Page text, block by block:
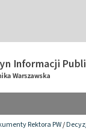
Rektora PW/